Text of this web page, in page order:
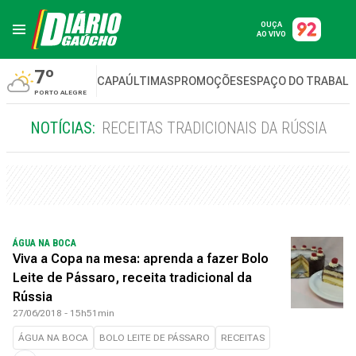
OUÇA
AO VIVO
7º
PORTO ALEGRE
CAPAÚLTIMASPROMOÇÕESESPAÇO DO
NOTÍCIAS: RECEITAS TRADICIONAIS DA RÚSSIA
ÁGUA NA BOCA
Viva a Copa na mesa: aprenda a fazer Bolo
Leite de Pássaro, receita tradicional da
Rússia
27/06/2018 - 15h51min
ÁGUA NA BOCA BOLO LEITE DE PÁSSARO RECEITAS